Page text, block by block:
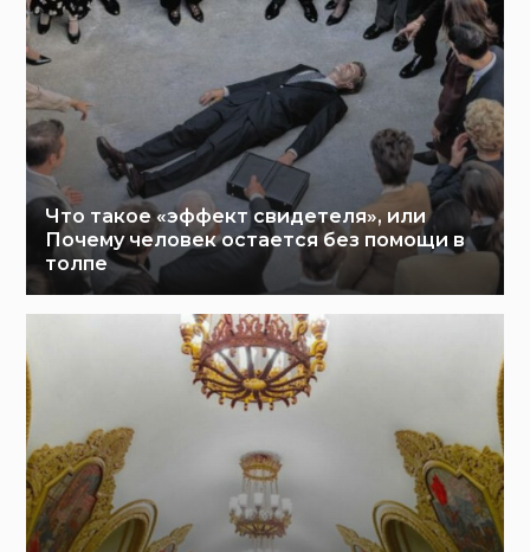
Что такое «эффект свидетеля», или
Почему человек остается без помощи в
толпе